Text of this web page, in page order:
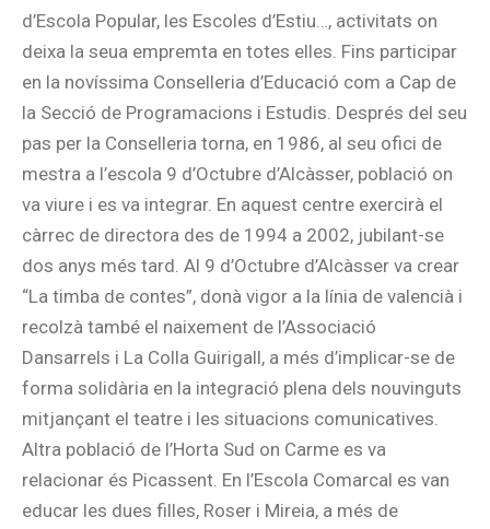
d’Escola Popular, les Escoles d’Estiu…, activitats on
deixa la seua empremta en totes elles. Fins participar
en la novíssima Conselleria d’Educació com a Cap de
la Secció de Programacions i Estudis. Després del seu
pas per la Conselleria torna, en 1986, al seu ofici de
mestra a l’escola 9 d’Octubre d’Alcàsser, població on
va viure i es va integrar. En aquest centre exercirà el
càrrec de directora des de 1994 a 2002, jubilant-se
dos anys més tard. Al 9 d’Octubre d’Alcàsser va crear
“La timba de contes”, donà vigor a la línia de valencià i
recolzà també el naixement de l’Associació
Dansarrels i La Colla Guirigall, a més d’implicar-se de
forma solidària en la integració plena dels nouvinguts
mitjançant el teatre i les situacions comunicatives.
Altra població de l’Horta Sud on Carme es va
relacionar és Picassent. En l’Escola Comarcal es van
educar les dues filles, Roser i Mireia, a més de